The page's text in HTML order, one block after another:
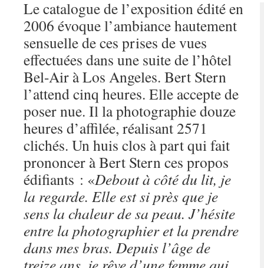
Le catalogue de l’exposition édité en
2006 évoque l’ambiance hautement
sensuelle de ces prises de vues
effectuées dans une suite de l’hôtel
Bel-Air à Los Angeles. Bert Stern
l’attend cinq heures. Elle accepte de
poser nue. Il la photographie douze
heures d’affilée, réalisant 2571
clichés. Un huis clos à part qui fait
prononcer à Bert Stern ces propos
édifiants : «Debout à côté du lit, je
la regarde. Elle est si près que je
sens la chaleur de sa peau. J’hésite
entre la photographier et la prendre
dans mes bras. Depuis l’âge de